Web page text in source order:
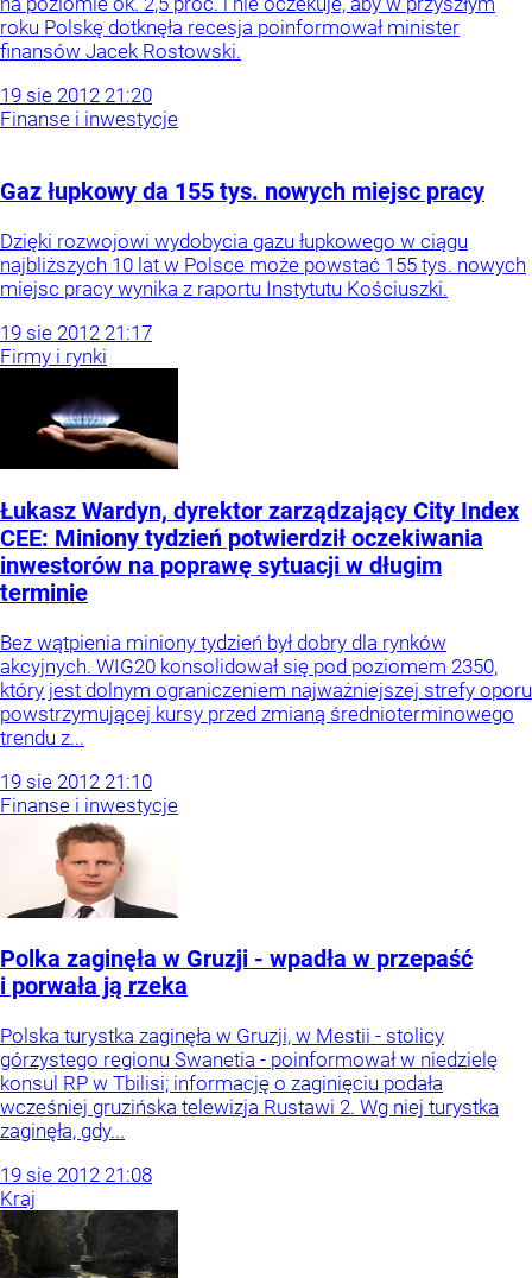
roku Polskę dotknęła recesja poinformował minister
finansów Jacek Rostowski.
19 sie 2012 21:20
Finanse i inwestycje
Gaz łupkowy da 155 tys. nowych miejsc pracy
Dzięki rozwojowi wydobycia gazu łupkowego w ciągu
najbliższych 10 lat w Polsce może powstać 155 tys. nowych
miejsc pracy wynika z raportu Instytutu Kościuszki.
19 sie 2012 21:17
Firmy i rynki
Łukasz Wardyn, dyrektor zarządzający City Index
CEE: Miniony tydzień potwierdził oczekiwania
inwestorów na poprawę sytuacji w długim
terminie
Bez wątpienia miniony tydzień był dobry dla rynków
akcyjnych. WIG20 konsolidował się pod poziomem 2350,
który jest dolnym ograniczeniem najważniejszej strefy oporu
powstrzymującej kursy przed zmianą średnioterminowego
trendu z...
19 sie 2012 21:10
Finanse i inwestycje
Polka zaginęła w Gruzji - wpadła w przepaść
i porwała ją rzeka
Polska turystka zaginęła w Gruzji, w Mestii - stolicy
górzystego regionu Swanetia - poinformował w niedzielę
konsul RP w Tbilisi; informację o zaginięciu podała
wcześniej gruzińska telewizja Rustawi 2. Wg niej turystka
zaginęła, gdy...
19 sie 2012 21:08
Kraj